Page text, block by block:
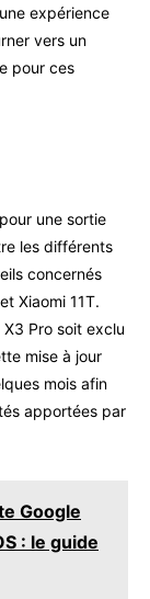
expérience
vers un
pour ces
une sortie
les différents
concernés
Xiaomi 11T.
Pro soit exclu
mise à jour
mois afin
apportées par
Google
: le guide